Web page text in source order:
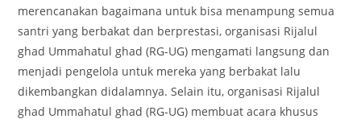
merencanakan bagaimana untuk bisa menampung semua
santri yang berbakat dan berprestasi, organisasi Rijalul
ghad Ummahatul ghad (RG-UG) mengamati langsung dan
menjadi pengelola untuk mereka yang berbakat lalu
dikembangkan didalamnya. Selain itu, organisasi Rijalul
ghad Ummahatul ghad (RG-UG) membuat acara khusus